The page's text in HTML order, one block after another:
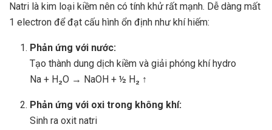
Natri là kim loại kiềm nên có tính khử rất mạnh. Dễ dàng mất
1 electron để đạt cấu hình ổn định như khí hiếm:
Phản ứng với nước:
Tạo thành dung dịch kiềm và giải phóng khí hydro
Na + H₂O → NaOH + ½ H₂ ↑
Phản ứng với oxi trong không khí:
Sinh ra oxit natri